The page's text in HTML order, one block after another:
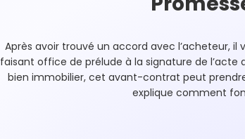
Après avoir trouvé un accord avec l’acheteur,
faisant office de prélude à la signature de
bien immobilier, cet avant-contrat peut
explique comment